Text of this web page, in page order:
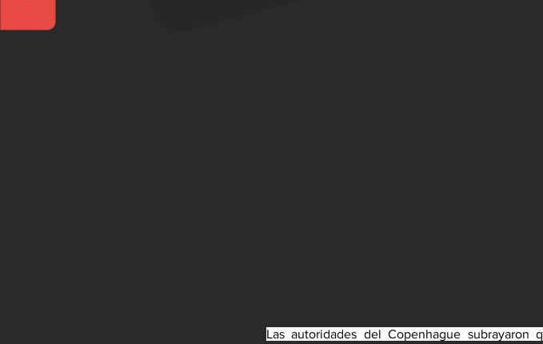
Las autoridades del Copenhague